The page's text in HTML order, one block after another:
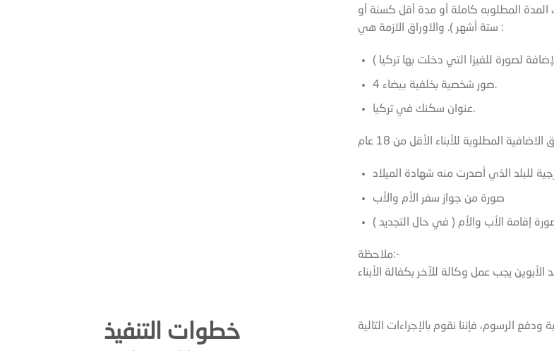
المطلوبه كاملة أو مدة أقل كسنة أو
ستة أشهر ). والاوراق الازمة هي :
4 صور شخصية بخلفية بيضاء.
عنوان سكنك في تركيا.
صورة من جواز سفر الأم والأب
إقامة الأب والأم ( في حال التجديد )
ملاحظة:-
خطوات التنفيذ